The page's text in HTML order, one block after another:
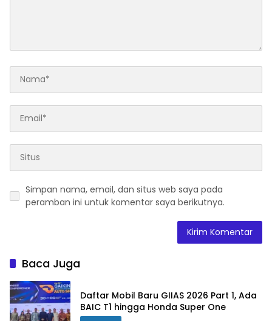
Simpan nama, email, dan situs web saya pada
peramban ini untuk komentar saya berikutnya.
Baca Juga
Daftar Mobil Baru GIIAS 2026 Part 1, Ada
BAIC T1 hingga Honda Super One